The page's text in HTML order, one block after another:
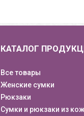
КАТАЛОГ
Все товары
Женские сумки
Рюкзаки
Сумки и рюкзаки из